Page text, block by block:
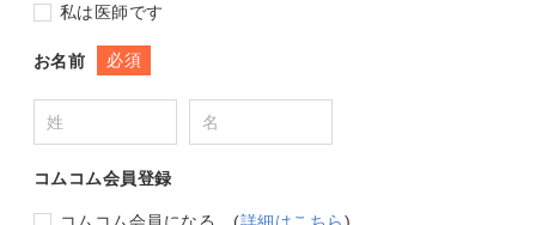
私は医師です
お名前 必須
コムコム会員登録